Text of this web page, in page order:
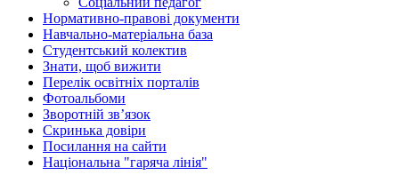
Нормативно-правові документи
Навчально-матеріальна база
Студентський колектив
Знати, щоб вижити
Перелік освітніх порталів
Фотоальбоми
Зворотній зв’язок
Скринька довіри
Посилання на сайти
Національна "гаряча лінія"